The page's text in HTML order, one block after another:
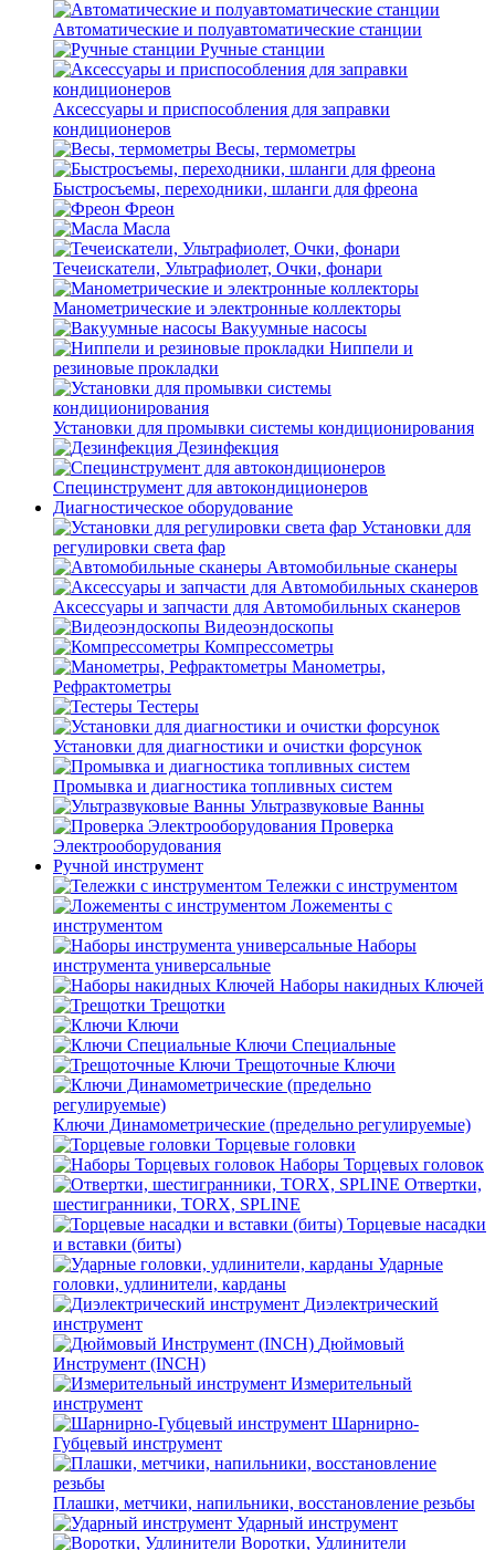
Автоматические и полуавтоматические станции
Ручные станции
Аксессуары и приспособления для заправки
кондиционеров
Весы, термометры
Быстросъемы, переходники, шланги для фреона
Фреон
Масла
Течеискатели, Ультрафиолет, Очки, фонари
Манометрические и электронные коллекторы
Вакуумные насосы
Ниппели и
резиновые прокладки
Установки для промывки системы кондиционирования
Дезинфекция
Специнструмент для автокондиционеров
Диагностическое оборудование
Установки для
регулировки света фар
Автомобильные сканеры
Аксессуары и запчасти для Автомобильных сканеров
Видеоэндоскопы
Компрессометры
Манометры,
Рефрактометры
Тестеры
Установки для диагностики и очистки форсунок
Промывка и диагностика топливных систем
Ультразвуковые Ванны
Проверка
Электрооборудования
Ручной инструмент
Тележки с инструментом
Ложементы с
инструментом
Наборы
инструмента универсальные
Наборы накидных Ключей
Трещотки
Ключи
Ключи Специальные
Трещоточные Ключи
Ключи Динамометрические (предельно регулируемые)
Торцевые головки
Наборы Торцевых головок
Отвертки,
шестигранники, TORX, SPLINE
Торцевые насадки
и вставки (биты)
Ударные
головки, удлинители, карданы
Диэлектрический
инструмент
Дюймовый
Инструмент (INCH)
Измерительный
инструмент
Шарнирно-
Губцевый инструмент
Плашки, метчики, напильники, восстановление резьбы
Ударный инструмент
Воротки, Удлинители